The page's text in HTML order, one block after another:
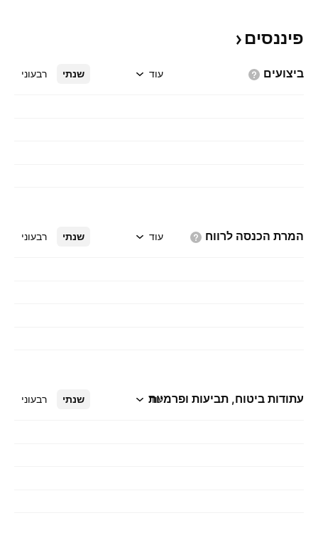
פיננסים
ביצועים שנתי רבעוני עוד
המרת הכנסה לרווח שנתי רבעוני עוד
עתודות ביטוח, תביעות ופרמיות שנתי רבעוני עוד